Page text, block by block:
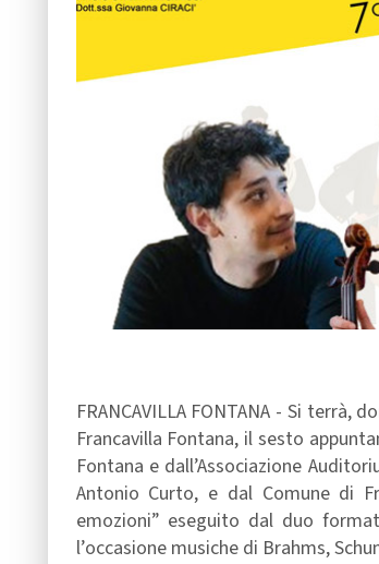
FRANCAVILLA FONTANA - Si terrà,
Francavilla Fontana, il sesto
Fontana e dall’Associazione
Antonio Curto, e dal Comune di
emozioni” eseguito dal duo
l’occasione musiche di Brahms,